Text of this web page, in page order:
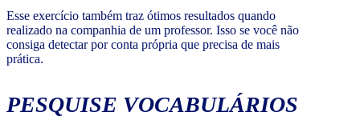
Esse exercício também traz ótimos resultados quando
realizado na companhia de um professor. Isso se você não
consiga detectar por conta própria que precisa de mais
prática.
PESQUISE VOCABULÁRIOS